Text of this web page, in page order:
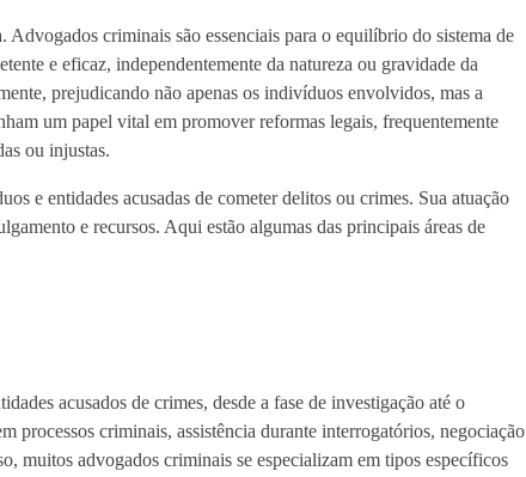
Advogados criminais são essenciais para o equilíbrio do sistema de
e eficaz, independentemente da natureza ou gravidade da
prejudicando não apenas os indivíduos envolvidos, mas a
um papel vital em promover reformas legais, frequentemente
ou injustas.
e entidades acusadas de cometer delitos ou crimes. Sua atuação
e recursos. Aqui estão algumas das principais áreas de
acusados de crimes, desde a fase de investigação até o
processos criminais, assistência durante interrogatórios, negociação
muitos advogados criminais se especializam em tipos específicos